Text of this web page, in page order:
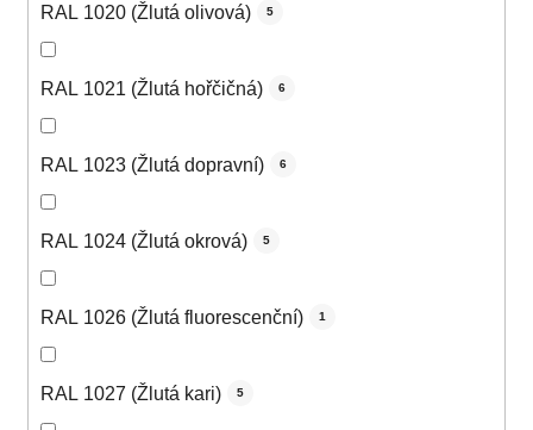
RAL 1020 (Žlutá olivová) 5
RAL 1021 (Žlutá hořčičná) 6
RAL 1023 (Žlutá dopravní) 6
RAL 1024 (Žlutá okrová) 5
RAL 1026 (Žlutá fluorescenční) 1
RAL 1027 (Žlutá kari) 5